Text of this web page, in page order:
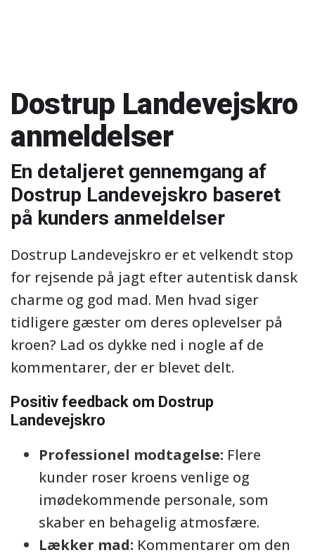
Dostrup Landevejskro
anmeldelser
En detaljeret gennemgang af
Dostrup Landevejskro baseret
på kunders anmeldelser
Dostrup Landevejskro er et velkendt stop
for rejsende på jagt efter autentisk dansk
charme og god mad. Men hvad siger
tidligere gæster om deres oplevelser på
kroen? Lad os dykke ned i nogle af de
kommentarer, der er blevet delt.
Positiv feedback om Dostrup
Landevejskro
Professionel modtagelse: Flere
kunder roser kroens venlige og
imødekommende personale, som
skaber en behagelig atmosfære.
Lækker mad: Kommentarer om den